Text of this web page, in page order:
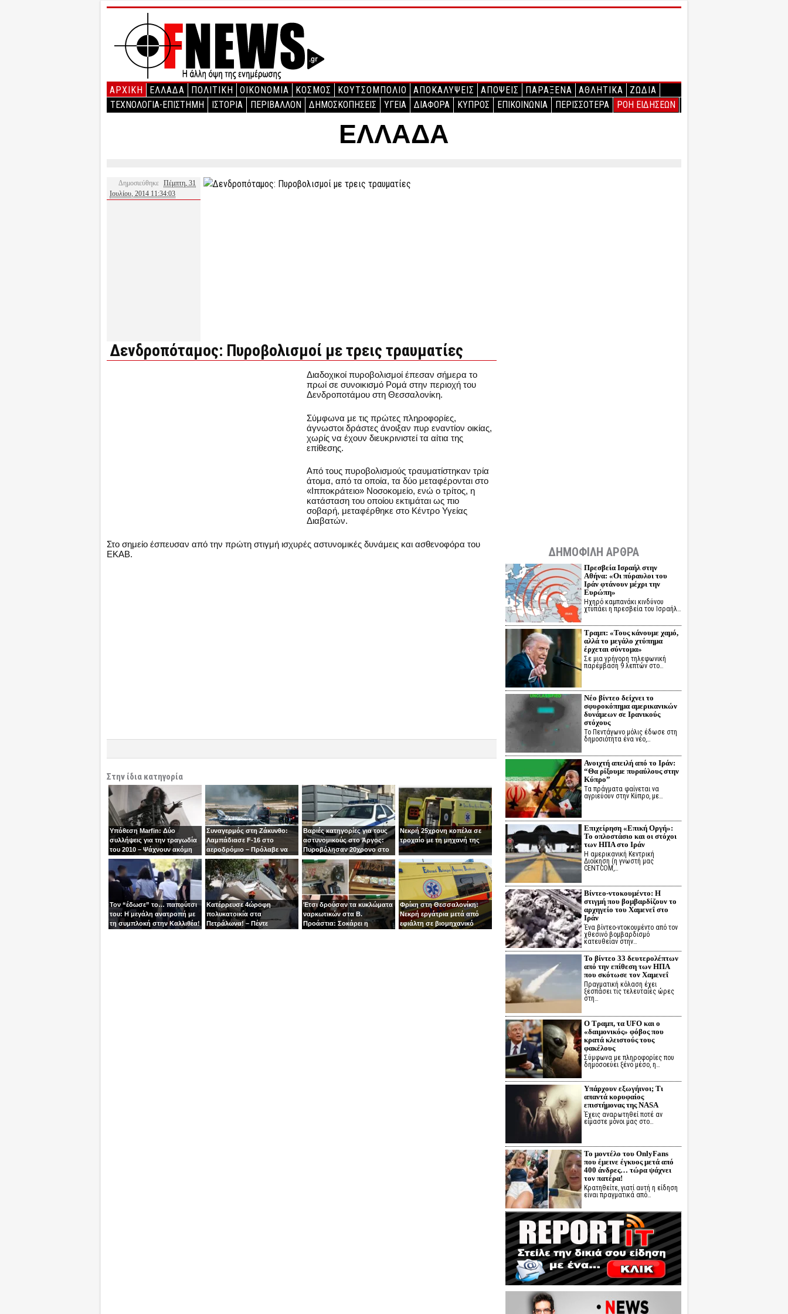
ΑΡΧΙΚΉ ΕΛΛΑΔΑ ΠΟΛΙΤΙΚΗ ΟΙΚΟΝΟΜΙΑ ΚΟΣΜΟΣ ΚΟΥΤΣΟΜΠΟΛΙΟ ΑΠΟΚΑΛΥΨΕΙΣ ΑΠΟΨΕΙΣ ΠΑΡΑΞΕΝΑ ΑΘΛΗΤΙΚΑ
ΖΩΔΙΑ
ΤΕΧΝΟΛΟΓΙΑ-ΕΠΙΣΤΗΜΗ
ΙΣΤΟΡΙΑ ΠΕΡΙΒΑΛΛΟΝ ΔΗΜΟΣΚΟΠΗΣΕΙΣ ΥΓΕΙΑ ΔΙΑΦΟΡΑ ΚΥΠΡΟΣ ΕΠΙΚΟΙΝΩΝΙΑ ΠΕΡΙΣΣΟΤΕΡΑ ΡΟΗ ΕΙΔΗΣΕΩΝ
ΕΛΛΑΔΑ
Δημοσιεύθηκε Πέμπτη, 31
Ιουλίου, 2014 11:34:03
Δενδροπόταμος: Πυροβολισμοί με τρεις τραυματίες
Διαδοχικοί πυροβολισμοί έπεσαν σήμερα το
πρωί σε συνοικισμό Ρομά στην περιοχή του
Δενδροποτάμου στη Θεσσαλονίκη.
Σύμφωνα με τις πρώτες πληροφορίες,
άγνωστοι δράστες άνοιξαν πυρ εναντίον οικίας,
χωρίς να έχουν διευκρινιστεί τα αίτια της
επίθεσης.
Από τους πυροβολισμούς τραυματίστηκαν τρία
άτομα, από τα οποία, τα δύο μεταφέρονται στο
«Ιπποκράτειο» Νοσοκομείο, ενώ ο τρίτος, η
κατάσταση του οποίου εκτιμάται ως πιο
σοβαρή, μεταφέρθηκε στο Κέντρο Υγείας
Διαβατών.
Στο σημείο έσπευσαν από την πρώτη στιγμή ισχυρές αστυνομικές δυνάμεις και ασθενοφόρα του
ΕΚΑΒ.
Στην ίδια κατηγορία
Υπόθεση Marfin: Δύο
συλλήψεις για την τραγωδία
του 2010 – Ψάχνουν ακόμη
μία γυναίκα
Συναγερμός στη Ζάκυνθο:
Λαμπάδιασε F-16 στο
αεροδρόμιο – Πρόλαβε να
βγει την τελευταία στιγμή ο
χειριστής
Βαριές κατηγορίες για τους
αστυνομικούς στο Άργος:
Πυροβόλησαν 20χρονο στο
κεφάλι
Νεκρή 25χρονη κοπέλα σε
τροχαίο με τη μηχανή της
Τον “έδωσε” το… παπούτσι
του: Η μεγάλη ανατροπή με
τη συμπλοκή στην Καλλιθέα!
Κατέρρευσε 4ώροφη
πολυκατοικία στα
Πετράλωνα! – Πέντε
Έτσι δρούσαν τα κυκλώματα
ναρκωτικών στα Β.
Προάστια: Σοκάρει η
Φρίκη στη Θεσσαλονίκη:
Νεκρή εργάτρια μετά από
εφιάλτη σε βιομηχανικό
ΔΗΜΟΦΙΛΗ ΑΡΘΡΑ
Πρεσβεία Ισραήλ στην
Αθήνα: «Οι πύραυλοι του
Ιράν φτάνουν μέχρι την
Ευρώπη»
Ηχηρό καμπανάκι κινδύνου
χτυπάει η πρεσβεία του Ισραήλ…
Τραμπ: «Τους κάνουμε χαμό,
αλλά το μεγάλο χτύπημα
έρχεται σύντομα»
Σε μια γρήγορη τηλεφωνική
παρέμβαση 9 λεπτών στο…
Νέο βίντεο δείχνει το
σφυροκόπημα αμερικανικών
δυνάμεων σε Ιρανικούς
στόχους
Το Πεντάγωνο μόλις έδωσε στη
δημοσιότητα ένα νέο,…
Ανοιχτή απειλή από το Ιράν:
“Θα ρίξουμε πυραύλους στην
Κύπρο”
Τα πράγματα φαίνεται να
αγριεύουν στην Κύπρο, με…
Επιχείρηση «Επική Οργή»:
Το οπλοστάσιο και οι στόχοι
των ΗΠΑ στο Ιράν
Η αμερικανική Κεντρική
Διοίκηση (η γνωστή μας
CENTCOM,…
Βίντεο-ντοκουμέντο: Η
στιγμή που βομβαρδίζουν το
αρχηγείο του Χαμενεΐ στο
Ιράν
Ένα βίντεο-ντοκουμέντο από τον
χθεσινό βομβαρδισμό
κατευθείαν στην…
Το βίντεο 33 δευτερολέπτων
από την επίθεση των ΗΠΑ
που σκότωσε τον Χαμενεΐ
Πραγματική κόλαση έχει
ξεσπάσει τις τελευταίες ώρες
στη…
Ο Τραμπ, τα UFO και ο
«δαιμονικός» φόβος που
κρατά κλειστούς τους
φακέλους
Σύμφωνα με πληροφορίες που
δημοσοεύει ξένο μέσο, η…
Υπάρχουν εξωγήινοι; Τι
απαντά κορυφαίος
επιστήμονας της NASA
Έχεις αναρωτηθεί ποτέ αν
είμαστε μόνοι μας στο…
Το μοντέλο του OnlyFans
που έμεινε έγκυος μετά από
400 άνδρες… τώρα ψάχνει
τον πατέρα!
Κρατηθείτε, γιατί αυτή η είδηση
είναι πραγματικά από…